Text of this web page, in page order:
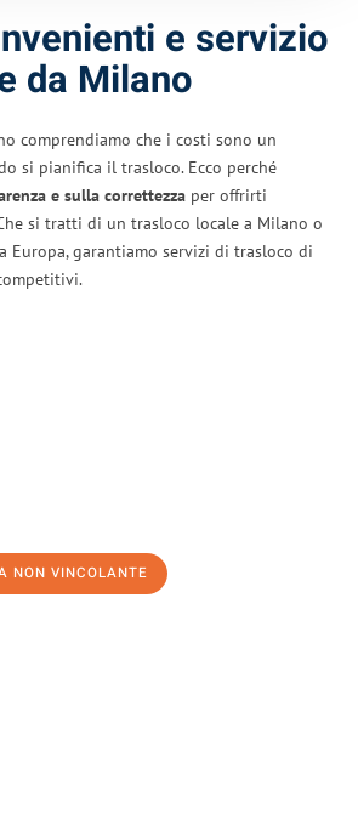
e servizio
da Milano
comprendiamo che i costi sono un
si pianifica il trasloco. Ecco perché
e sulla correttezza per offrirti
si tratti di un trasloco locale a Milano o
garantiamo servizi di trasloco di
NON VINCOLANTE